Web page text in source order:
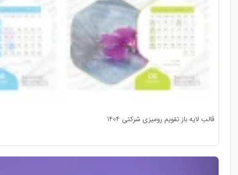
قالب لایه باز تقویم رومیزی شرکتی 1404